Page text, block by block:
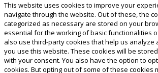
This website uses cookies to improve your
navigate through the website. Out of these, the
categorized as necessary are stored on your
essential for the working of basic functionalities
also use third-party cookies that help us
you use this website. These cookies will be
with your consent. You also have the option to
cookies. But opting out of some of these cookies